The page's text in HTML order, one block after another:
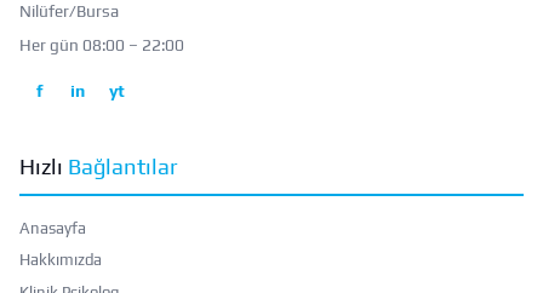
Nilüfer/Bursa
Her gün 08:00 – 22:00
f in yt
Hızlı Bağlantılar
Anasayfa
Hakkımızda